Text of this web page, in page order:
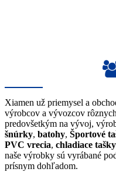
Xiamen už priemysel a
výrobcov a vývozcov
predovšetkým na vývoj,
šnúrky, batohy, Športové
PVC vrecia, chladiace tašky
naše výrobky sú vyrábané
prísnym dohľadom.